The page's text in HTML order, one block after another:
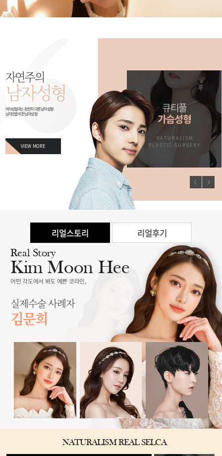
남자만을 위한
남자성형
NATURALISM
PLASTIC SURGERY
큐티풀
가슴성형
NATURALISM
PLASTIC SURGERY
자연주의
남자성형
여자성형과는 완전히 다른 남자성형
남자만을 위한 남자성형
VIEW MORE
리얼스토리 리얼후기
Real Story
Kim Moon Hee
어떤 각도에서 봐도 예쁜 코라인,
실제수술 사례자
김문희
NATURALISM REAL SELCA